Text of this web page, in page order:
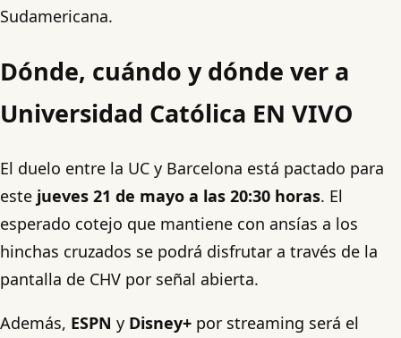
Sudamericana.
Dónde, cuándo y dónde ver a
Universidad Católica EN VIVO
El duelo entre la UC y Barcelona está pactado para
este jueves 21 de mayo a las 20:30 horas. El
esperado cotejo que mantiene con ansías a los
hinchas cruzados se podrá disfrutar a través de la
pantalla de CHV por señal abierta.
Además, ESPN y Disney+ por streaming será el